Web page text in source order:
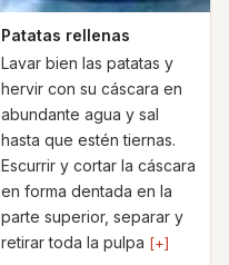
Patatas rellenas
Lavar bien las patatas y
hervir con su cáscara en
abundante agua y sal
hasta que estén tiernas.
Escurrir y cortar la cáscara
en forma dentada en la
parte superior, separar y
retirar toda la pulpa [+]